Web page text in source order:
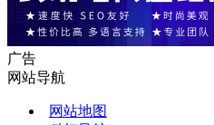
广告
网站导航
网站地图